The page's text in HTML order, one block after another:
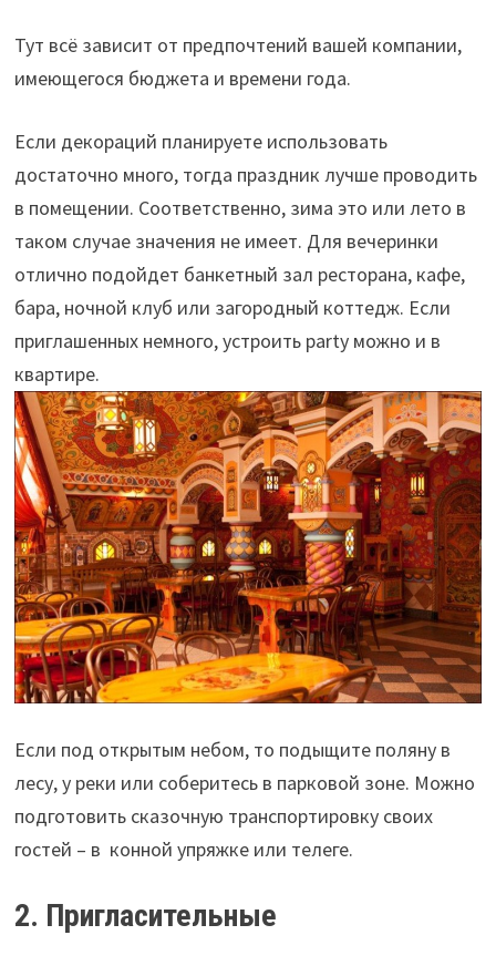
Тут всё зависит от предпочтений вашей компании,
имеющегося бюджета и времени года.
Если декораций планируете использовать
достаточно много, тогда праздник лучше проводить
в помещении. Соответственно, зима это или лето в
таком случае значения не имеет. Для вечеринки
отлично подойдет банкетный зал ресторана, кафе,
бара, ночной клуб или загородный коттедж. Если
приглашенных немного, устроить party можно и в
квартире.
Если под открытым небом, то подыщите поляну в
лесу, у реки или соберитесь в парковой зоне. Можно
подготовить сказочную транспортировку своих
гостей – в конной упряжке или телеге.
2. Пригласительные